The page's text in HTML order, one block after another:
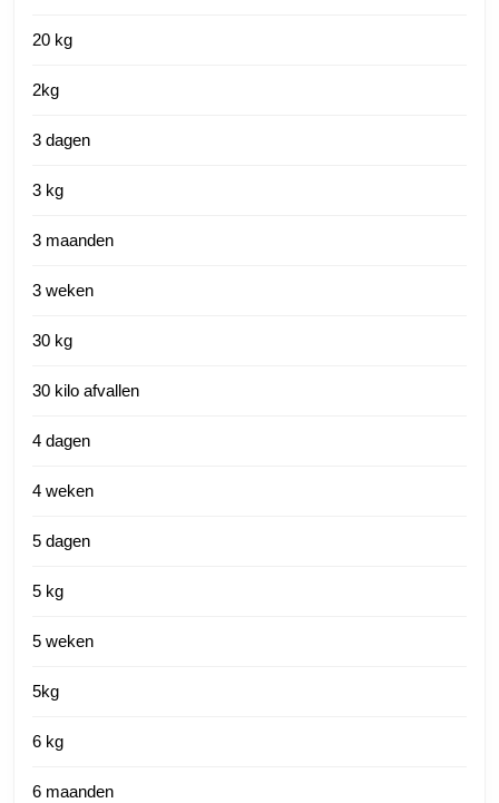
20 kg
2kg
3 dagen
3 kg
3 maanden
3 weken
30 kg
30 kilo afvallen
4 dagen
4 weken
5 dagen
5 kg
5 weken
5kg
6 kg
6 maanden